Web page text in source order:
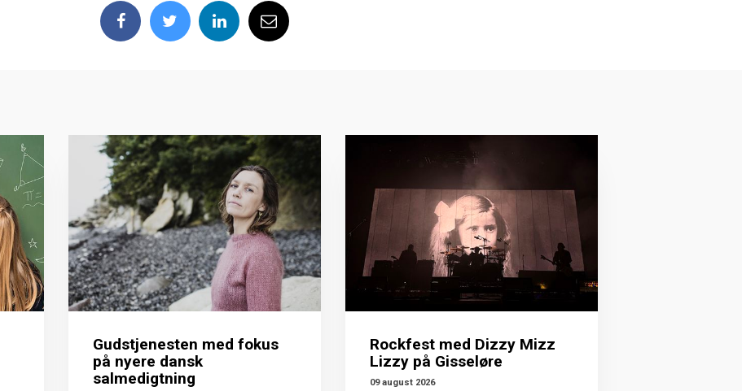
Gudstjenesten med fokus
på nyere dansk
salmedigtning
Rockfest med Dizzy Mizz
Lizzy på Gisseløre
09 august 2026